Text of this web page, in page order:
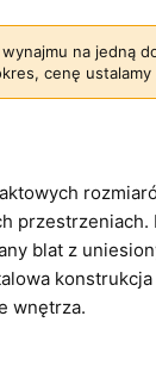
na jedną
cenę
blat z
wnętrza.